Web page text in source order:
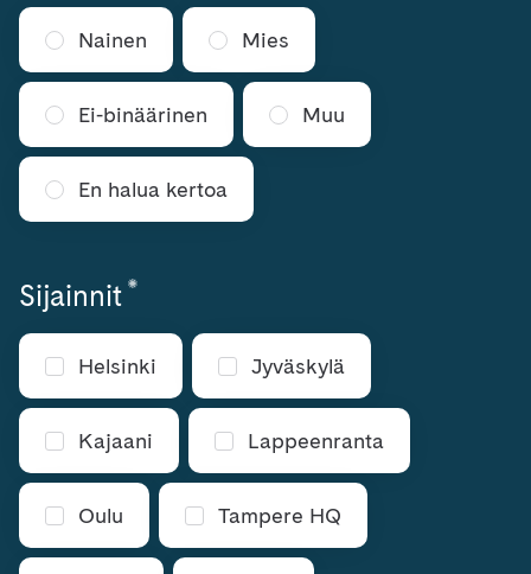
Nainen Mies
Ei-binäärinen Muu
En halua kertoa
Sijainnit *
Helsinki Jyväskylä
Kajaani Lappeenranta
Oulu Tampere HQ